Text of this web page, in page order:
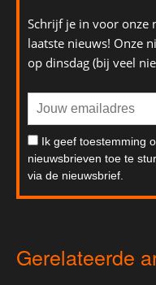
Schrijf je in voor onze
laatste nieuws! Onze
op dinsdag (bij veel
Ik geef toestemming
nieuwsbrieven toe te
via de nieuwsbrief.
Gerelateerde